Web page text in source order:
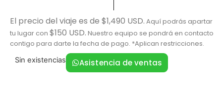
El precio del viaje es de $1,490 USD. Aquí podrás apartar
tu lugar con $150 USD. Nuestro equipo se pondrá en contacto
contigo para darte la fecha de pago. *Aplican restricciones.
Sin existencias Asistencia de ventas